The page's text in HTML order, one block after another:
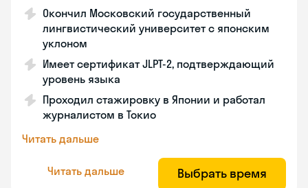
Окончил Московский государственный
лингвистический университет с японским
уклоном
Имеет сертификат JLPT-2, подтверждающий
уровень языка
Проходил стажировку в Японии и работал
журналистом в Токио
Читать дальше
Читать дальше Выбрать время